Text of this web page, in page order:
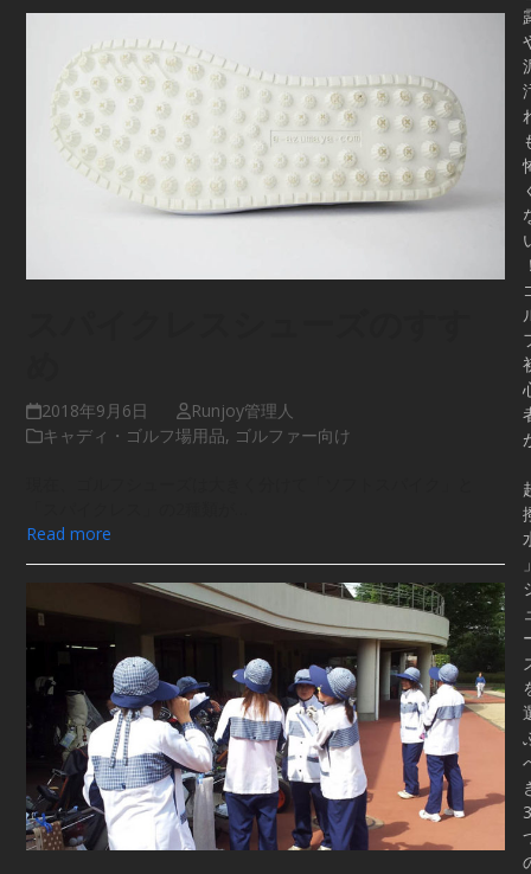
2018年9月6日
Runjoy管理人
キャディ・ゴルフ場用品, ゴルファー向け
Read more
3